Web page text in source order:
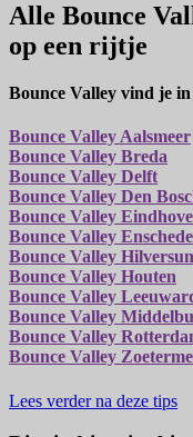
Alle Bounce
op een rijtje
Bounce Valley vind je
Bounce Valley Aalsmeer
Bounce Valley Breda
Bounce Valley Delft
Bounce Valley Den
Bounce Valley
Bounce Valley Enschede
Bounce Valley
Bounce Valley Houten
Bounce Valley
Bounce Valley
Bounce Valley
Bounce Valley
Lees verder na deze tips